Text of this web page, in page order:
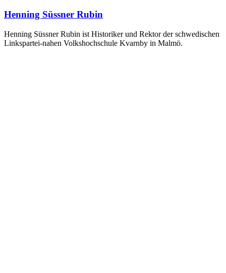
Henning Süssner Rubin
Henning Süssner Rubin ist Historiker und Rektor der schwedischen
Linkspartei-nahen Volkshochschule Kvarnby in Malmö.